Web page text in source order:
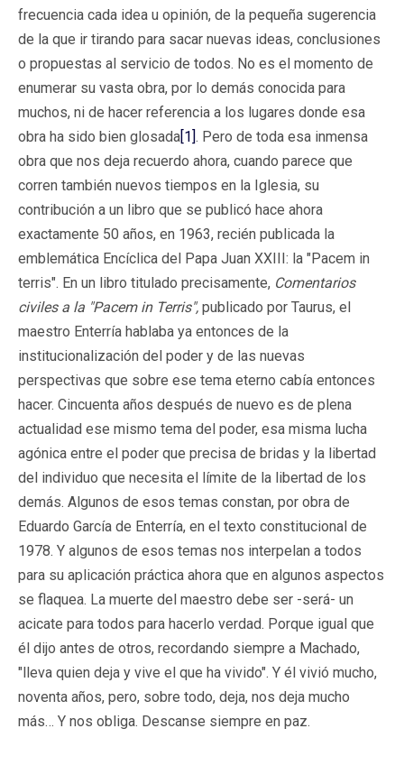
frecuencia cada idea u opinión, de la pequeña sugerencia
de la que ir tirando para sacar nuevas ideas, conclusiones
o propuestas al servicio de todos. No es el momento de
enumerar su vasta obra, por lo demás conocida para
muchos, ni de hacer referencia a los lugares donde esa
obra ha sido bien glosada[1]. Pero de toda esa inmensa
obra que nos deja recuerdo ahora, cuando parece que
corren también nuevos tiempos en la Iglesia, su
contribución a un libro que se publicó hace ahora
exactamente 50 años, en 1963, recién publicada la
emblemática Encíclica del Papa Juan XXIII: la "Pacem in
terris". En un libro titulado precisamente, Comentarios
civiles a la "Pacem in Terris", publicado por Taurus, el
maestro Enterría hablaba ya entonces de la
institucionalización del poder y de las nuevas
perspectivas que sobre ese tema eterno cabía entonces
hacer. Cincuenta años después de nuevo es de plena
actualidad ese mismo tema del poder, esa misma lucha
agónica entre el poder que precisa de bridas y la libertad
del individuo que necesita el límite de la libertad de los
demás. Algunos de esos temas constan, por obra de
Eduardo García de Enterría, en el texto constitucional de
1978. Y algunos de esos temas nos interpelan a todos
para su aplicación práctica ahora que en algunos aspectos
se flaquea. La muerte del maestro debe ser -será- un
acicate para todos para hacerlo verdad. Porque igual que
él dijo antes de otros, recordando siempre a Machado,
"lleva quien deja y vive el que ha vivido". Y él vivió mucho,
noventa años, pero, sobre todo, deja, nos deja mucho
más… Y nos obliga. Descanse siempre en paz.